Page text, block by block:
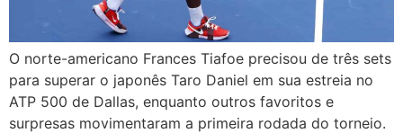
O norte-americano Frances Tiafoe precisou de três sets
para superar o japonês Taro Daniel em sua estreia no
ATP 500 de Dallas, enquanto outros favoritos e
surpresas movimentaram a primeira rodada do torneio.